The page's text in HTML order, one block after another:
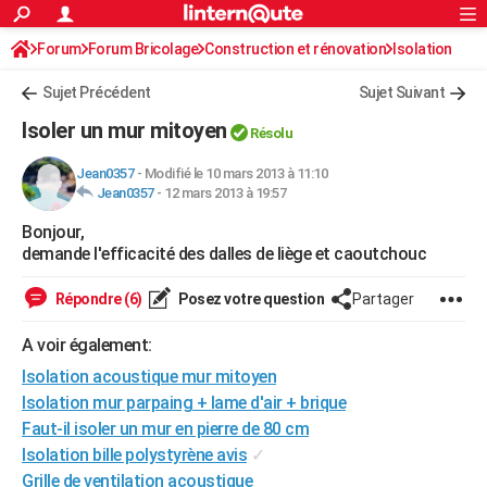
ACTUALITÉS
Politique
Société
Faits Divers
Education
Monde
Villes
+
FINANCE
Retraite
Impôts
Epargne
Immobilier
Risques naturels par ville
Banque
Assurance
Crédit
AUTO
Essais
Réserver un essai
Citadines
Berlines
SUV
Forum auto
+HIGH-TECH
Mobiles
Meilleur smartphone
Internet
Ordinateurs
Jeux vidéo
Guide high-tech
BRICOLAGE
WEEK-END
Guides de France
Escapades
Patrimoine
Expositions
Musées
Week-end nature
+LIFESTYLE
Art de vivre
Bien-être
Loisirs
ModeModes de vie
SANTE
Alimentation
Guide de la santé
Maladies
Médicaments
Sommeil
Rechercher
S'inscrire
Connexion
Forum Forum Bricolage Construction et rénovation Isolation
Sujet Précédent Sujet Suivant
Isoler un mur mitoyen Résolu
Jean0357- Modifié le 10 mars 2013 à 11:10
Jean0357- 12 mars 2013 à 19:57
Bonjour,
demande l'efficacité des dalles de liège et caoutchouc
Répondre (6) Posez votre question Partager
A voir également:
Isolation acoustique mur mitoyen
Isolation mur parpaing + lame d'air + brique
Faut-il isoler un mur en pierre de 80 cm
Isolation bille polystyrène avis ✓
Grille de ventilation acoustique